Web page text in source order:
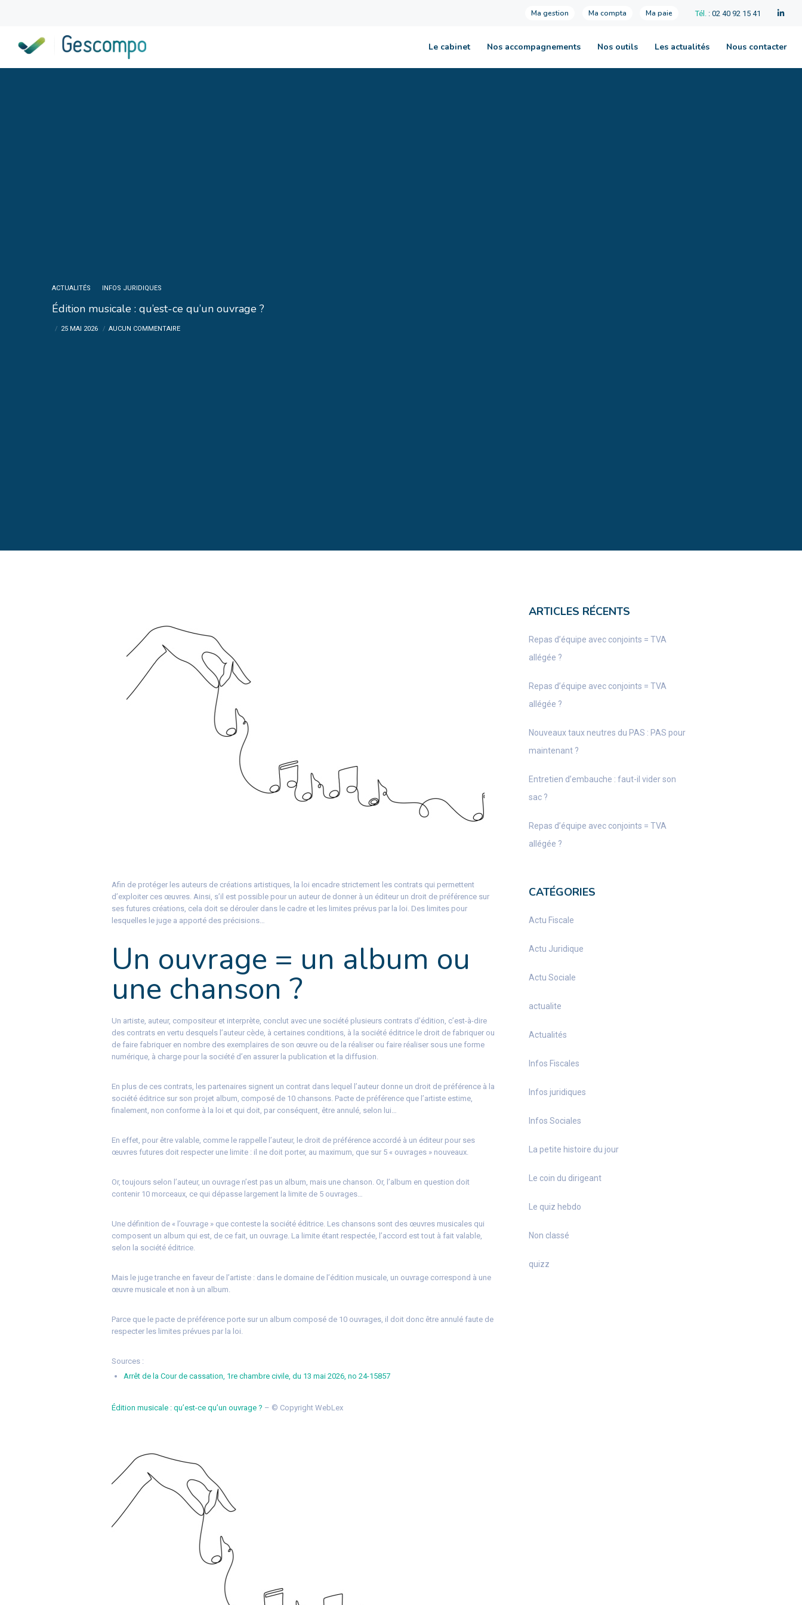
Ma gestion Ma compta Ma paie Tél. : 02 40 92 15 41
Le cabinet Nos accompagnements Nos outils Les actualités Nous contacter
ACTUALITÉS INFOS JURIDIQUES
Édition musicale : qu’est-ce qu’un ouvrage ?
25 MAI 2026 AUCUN COMMENTAIRE
Afin de protéger les auteurs de créations artistiques, la loi encadre strictement les contrats qui permettent
d’exploiter ces œuvres. Ainsi, s’il est possible pour un auteur de donner à un éditeur un droit de préférence sur
ses futures créations, cela doit se dérouler dans le cadre et les limites prévus par la loi. Des limites pour
lesquelles le juge a apporté des précisions…
Un ouvrage = un album ou
une chanson ?
Un artiste, auteur, compositeur et interprète, conclut avec une société plusieurs contrats d’édition, c’est-à-dire
des contrats en vertu desquels l’auteur cède, à certaines conditions, à la société éditrice le droit de fabriquer ou
de faire fabriquer en nombre des exemplaires de son œuvre ou de la réaliser ou faire réaliser sous une forme
numérique, à charge pour la société d’en assurer la publication et la diffusion.
En plus de ces contrats, les partenaires signent un contrat dans lequel l’auteur donne un droit de préférence à la
société éditrice sur son projet album, composé de 10 chansons. Pacte de préférence que l’artiste estime,
finalement, non conforme à la loi et qui doit, par conséquent, être annulé, selon lui…
En effet, pour être valable, comme le rappelle l’auteur, le droit de préférence accordé à un éditeur pour ses
œuvres futures doit respecter une limite : il ne doit porter, au maximum, que sur 5 « ouvrages » nouveaux.
Or, toujours selon l’auteur, un ouvrage n’est pas un album, mais une chanson. Or, l’album en question doit
contenir 10 morceaux, ce qui dépasse largement la limite de 5 ouvrages…
Une définition de « l’ouvrage » que conteste la société éditrice. Les chansons sont des œuvres musicales qui
composent un album qui est, de ce fait, un ouvrage. La limite étant respectée, l’accord est tout à fait valable,
selon la société éditrice.
Mais le juge tranche en faveur de l’artiste : dans le domaine de l’édition musicale, un ouvrage correspond à une
œuvre musicale et non à un album.
Parce que le pacte de préférence porte sur un album composé de 10 ouvrages, il doit donc être annulé faute de
respecter les limites prévues par la loi.
Sources :
Arrêt de la Cour de cassation, 1re chambre civile, du 13 mai 2026, no 24-15857
Édition musicale : qu’est-ce qu’un ouvrage ? – © Copyright WebLex
ARTICLES RÉCENTS
Repas d’équipe avec conjoints = TVA
allégée ?
Repas d’équipe avec conjoints = TVA
allégée ?
Nouveaux taux neutres du PAS : PAS pour
maintenant ?
Entretien d’embauche : faut-il vider son
sac ?
Repas d’équipe avec conjoints = TVA
allégée ?
CATÉGORIES
Actu Fiscale
Actu Juridique
Actu Sociale
actualite
Actualités
Infos Fiscales
Infos juridiques
Infos Sociales
La petite histoire du jour
Le coin du dirigeant
Le quiz hebdo
Non classé
quizz